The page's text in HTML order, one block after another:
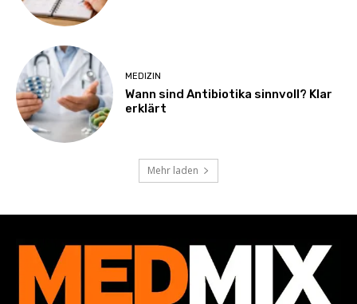
MEDIZIN
Wann sind Antibiotika sinnvoll? Klar
erklärt
Mehr laden